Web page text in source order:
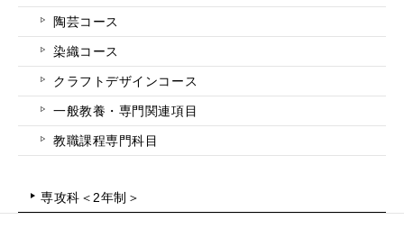
陶芸コース
染織コース
クラフトデザインコース
一般教養・専門関連項目
教職課程専門科目
専攻科＜2年制＞